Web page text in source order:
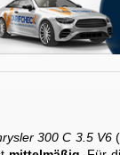
300 C 3.5 V6